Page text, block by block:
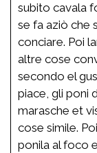
subito cavala
se fa aziò che
conciare. Poi
altre cose
secondo el
piace, gli poni
marasche et
cose simile.
ponila al foco